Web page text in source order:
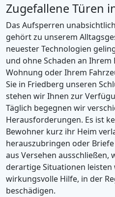
Zugefallene Türen
Das Aufsperren
gehört zu unserem
neuester Technologien
und ohne Schaden an
Wohnung oder Ihrem
Sie in Friedberg unseren
stehen wir Ihnen zur
Täglich begegnen wir
Herausforderungen. Es ist
Bewohner kurz ihr Heim
herauszubringen oder
aus Versehen ausschließen,
derartige Situationen
wirkungsvolle Hilfe, in der
beschädigen.